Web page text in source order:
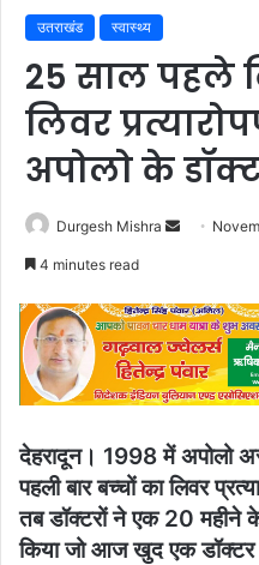
उतराखंड स्वास्थ्य
25 साल पहले
लिवर
अपोलो के
Durgesh Mishra
Send
4 minutes read
देहरादून। 1998 में अपोलो
पहली बार बच्चों का लिवर
तब डॉक्टरों ने एक 20 महीने
किया जो आज खुद एक डॉक्टर